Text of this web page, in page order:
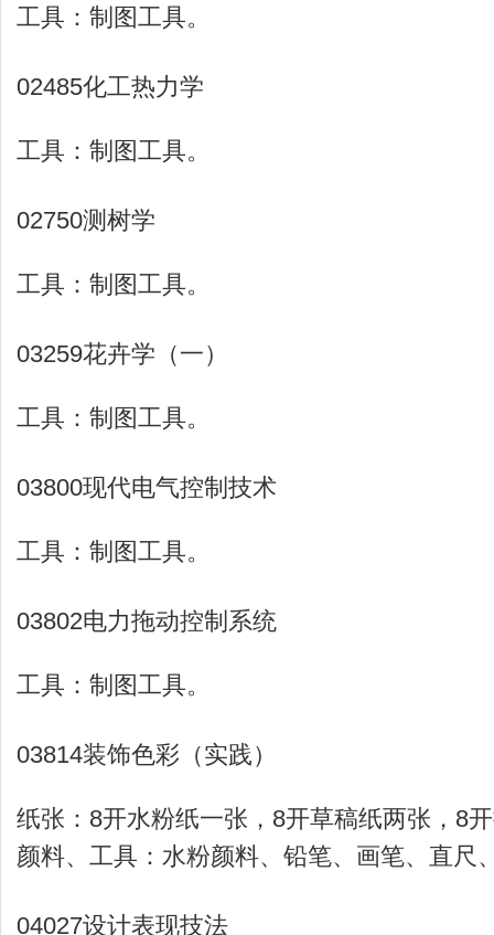
工具：制图工具。
02485化工热力学
工具：制图工具。
02750测树学
工具：制图工具。
03259花卉学（一）
工具：制图工具。
03800现代电气控制技术
工具：制图工具。
03802电力拖动控制系统
工具：制图工具。
03814装饰色彩（实践）
纸张：8开水粉纸一张，8开草稿纸两张，8
颜料、工具：水粉颜料、铅笔、画笔、直尺
04027设计表现技法